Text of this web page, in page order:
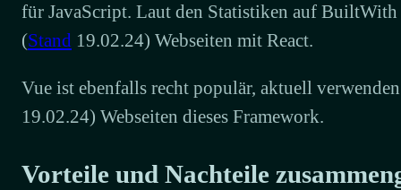
für JavaScript. Laut den Statistiken auf
(Stand 19.02.24) Webseiten mit React.
Vue ist ebenfalls recht populär, aktuell
19.02.24) Webseiten dieses Framework.
Vorteile und Nachteile